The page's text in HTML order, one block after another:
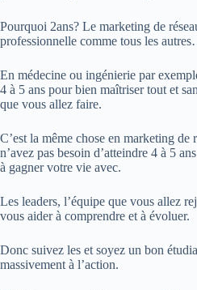
Pourquoi 2ans? Le marketing de
professionnelle comme tous les
En médecine ou ingénierie par
4 à 5 ans pour bien maîtriser tout et
que vous allez faire.
C’est la même chose en marketing de
n’avez pas besoin d’atteindre 4 à 5
à gagner votre vie avec.
Les leaders, l’équipe que vous allez
vous aider à comprendre et à évoluer.
Donc suivez les et soyez un bon
massivement à l’action.